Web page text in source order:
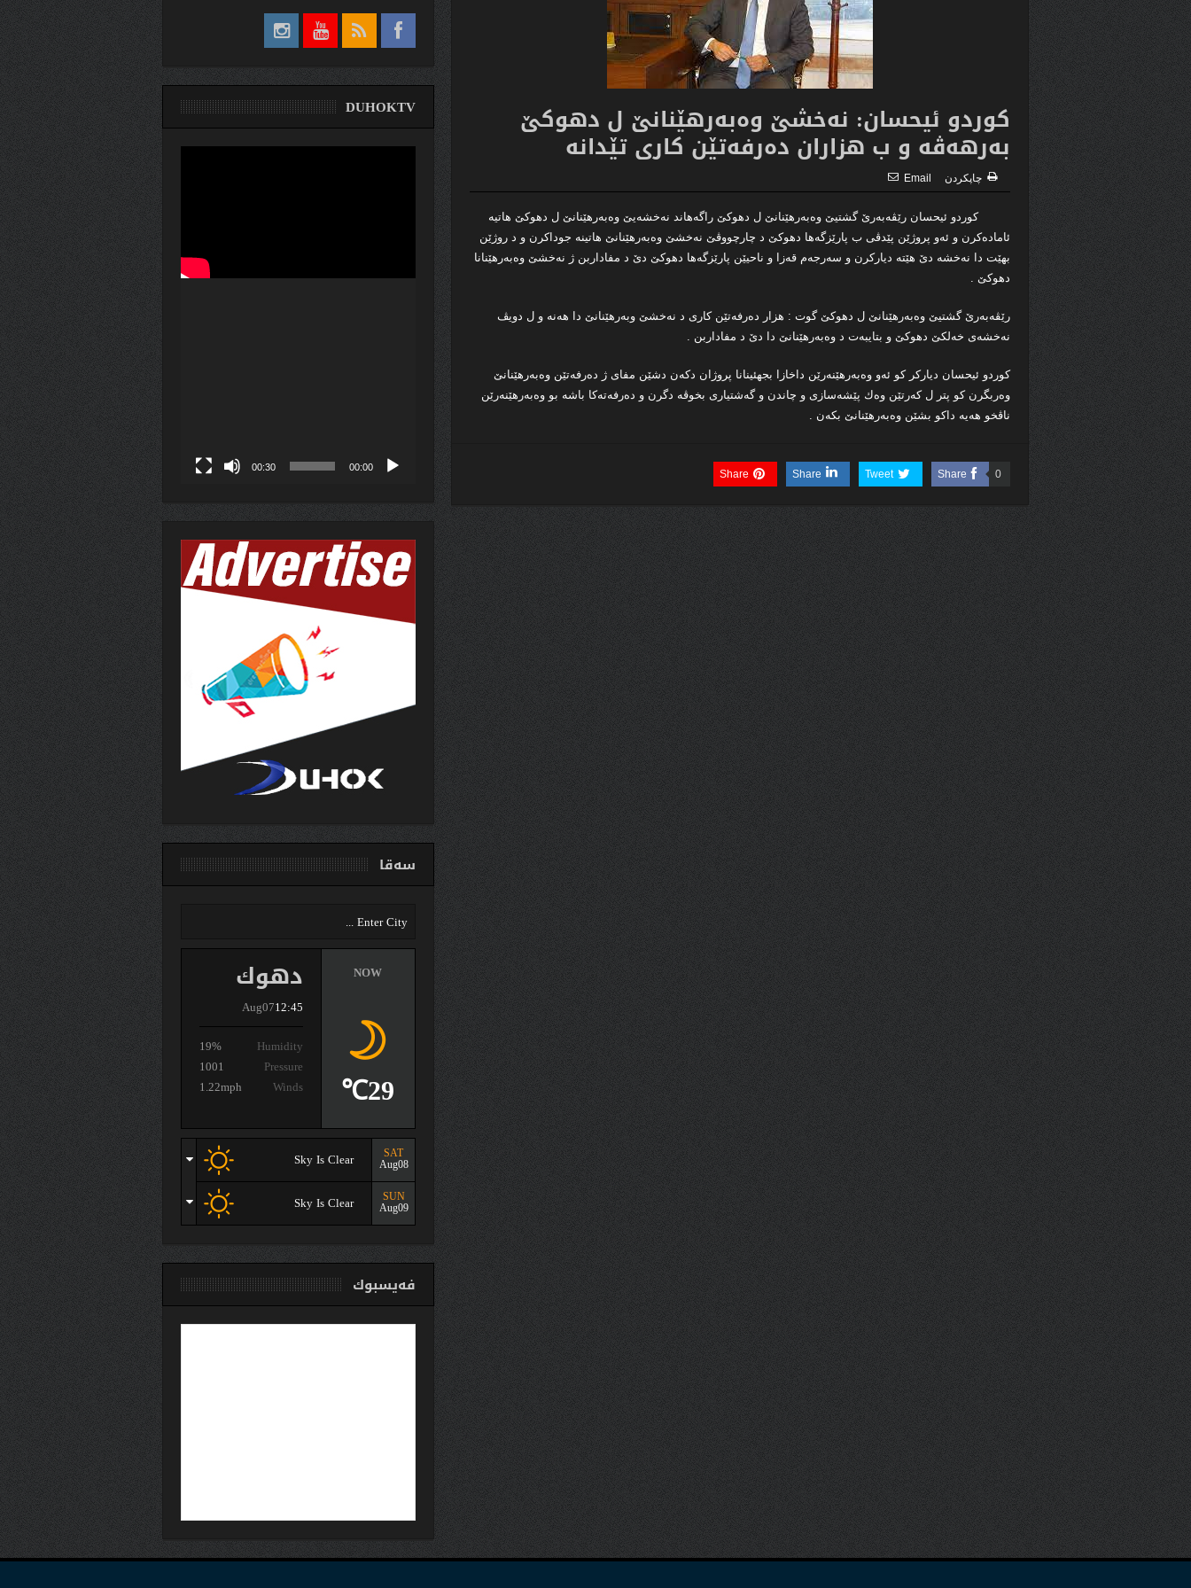
كوردو ئیحسان: نه‌خشێ وه‌به‌رهێنانێ ل دهوكێ
به‌رهه‌ڤه‌ و ب هزاران ده‌رفه‌تێن كارى تێدانه‌
چاپكردن Email
كوردو ئیحسان رێڤه‌به‌رێ گشتیێ وه‌به‌رهێنانێ ل دهوكێ راگه‌هاند نه‌خشه‌یێ وه‌به‌رهێنانێ ل دهوكێ هاتیه‌
ئاماده‌كرن و ئه‌و پروژێن پێدڤى ب پارێزگه‌ها دهوكێ د چارچووڤێ نه‌خشێ وه‌به‌رهێنانێ هاتینه‌ جوداكرن و د روژێن
بهێت دا نه‌خشه‌ دێ هێته‌ دیاركرن و سه‌رجه‌م قه‌زا و ناحیێن پارێزگه‌ها دهوكێ دێ د مفاداربن ژ نه‌خشێ وه‌به‌رهێنانا
دهوكێ .
رێڤه‌به‌رێ گشتیێ وه‌به‌رهێنانێ ل دهوكێ گوت : هزار ده‌رفه‌تێن كارى د نه‌خشێ وبه‌رهێنانێ دا هه‌نه‌ و ل دویڤ
نه‌خشه‌ى خه‌لكێ دهوكێ و بتایبه‌ت د وه‌به‌رهێنانێ دا دێ د مفاداربن .
كوردو ئیحسان دیاركر كو ئه‌و وه‌به‌رهێنه‌رێن داخازا بجهئینانا پروژان دكه‌ن دشێن مفاى ژ ده‌رفه‌تێن وه‌به‌رهێنانێ
وه‌ربگرن كو پتر ل كه‌رتێن وه‌ك پێشه‌سازى و چاندن و گه‌شتیارى بخوڤه‌ دگرن و ده‌رفه‌ته‌كا باشه‌ بو وه‌به‌رهێنه‌رێن
ناڤخو هه‌یه‌ داكو بشێن وه‌به‌رهێنانێ بكه‌ن .
Share 0
Tweet
Share
Share
DUHOKTV
00:00
00:30
سەقا
دهوك
Aug0712:45
Humidity
19%
Pressure
1001
Winds
1.22mph
NOW
29℃
SAT
Aug08
Sky Is Clear
SUN
Aug09
Sky Is Clear
فەیسبوك